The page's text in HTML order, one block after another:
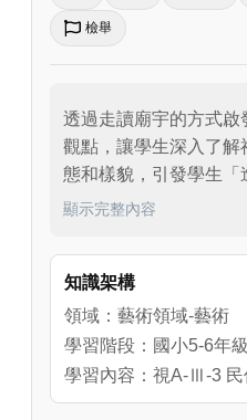
檢舉
透過走讀廟宇的方式
觀點，讓學生深入了解
態和樣貌，引發學生「
視傳統藝術的價值與傳
顯示完整內容
知識架構
領域：藝術領域-藝術
學習階段：國小5-6年
學習內容：視A-Ⅲ-3 民